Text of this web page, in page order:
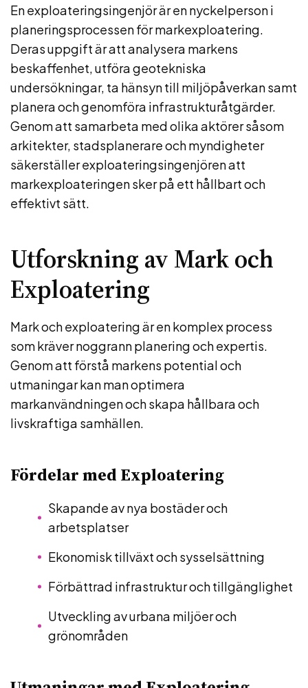
En exploateringsingenjör är en nyckelperson i
planeringsprocessen för markexploatering.
Deras uppgift är att analysera markens
beskaffenhet, utföra geotekniska
undersökningar, ta hänsyn till miljöpåverkan samt
planera och genomföra infrastrukturåtgärder.
Genom att samarbeta med olika aktörer såsom
arkitekter, stadsplanerare och myndigheter
säkerställer exploateringsingenjören att
markexploateringen sker på ett hållbart och
effektivt sätt.
Utforskning av Mark och
Exploatering
Mark och exploatering är en komplex process
som kräver noggrann planering och expertis.
Genom att förstå markens potential och
utmaningar kan man optimera
markanvändningen och skapa hållbara och
livskraftiga samhällen.
Fördelar med Exploatering
Skapande av nya bostäder och
arbetsplatser
Ekonomisk tillväxt och sysselsättning
Förbättrad infrastruktur och tillgänglighet
Utveckling av urbana miljöer och
grönområden